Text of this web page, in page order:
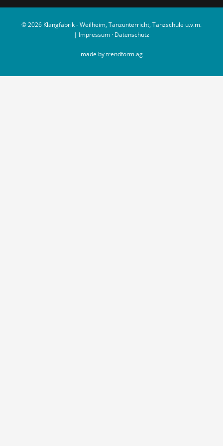
© 2026 Klangfabrik - Weilheim, Tanzunterricht, Tanzschule u.v.m.
| Impressum · Datenschutz
made by trendform.ag